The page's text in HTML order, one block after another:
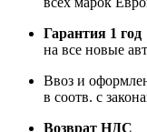
Гарантия 1 год
на все новые
Ввоз и
в соотв. с
Возврат НДС